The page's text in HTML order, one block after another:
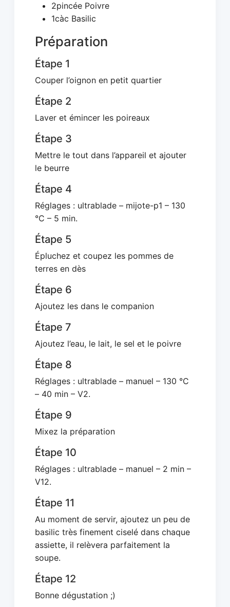
2pincée Poivre
1càc Basilic
Préparation
Étape 1
Couper l’oignon en petit quartier
Étape 2
Laver et émincer les poireaux
Étape 3
Mettre le tout dans l’appareil et ajouter
le beurre
Étape 4
Réglages : ultrablade – mijote-p1 – 130
°C – 5 min.
Étape 5
Épluchez et coupez les pommes de
terres en dès
Étape 6
Ajoutez les dans le companion
Étape 7
Ajoutez l’eau, le lait, le sel et le poivre
Étape 8
Réglages : ultrablade – manuel – 130 °C
– 40 min – V2.
Étape 9
Mixez la préparation
Étape 10
Réglages : ultrablade – manuel – 2 min –
V12.
Étape 11
Au moment de servir, ajoutez un peu de
basilic très finement ciselé dans chaque
assiette, il relèvera parfaitement la
soupe.
Étape 12
Bonne dégustation ;)